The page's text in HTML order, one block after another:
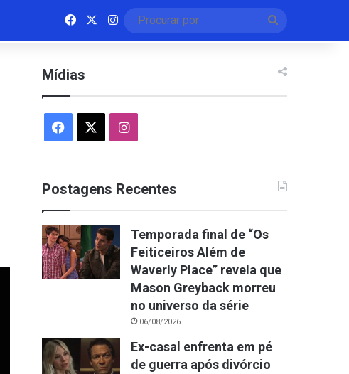
FacebookInstagram
por
Mídias
Facebook Instagram
Postagens Recentes
Temporada final de “Os
Feiticeiros Além de
Waverly Place” revela que
Mason Greyback morreu
no universo da série
06/08/2026
Ex-casal enfrenta em pé
de guerra após divórcio